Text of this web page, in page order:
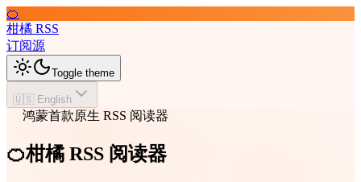
🍊
柑橘 RSS
订阅源
Toggle theme
🇺🇸 English
鸿蒙首款原生 RSS 阅读器
🍊柑橘 RSS 阅读器